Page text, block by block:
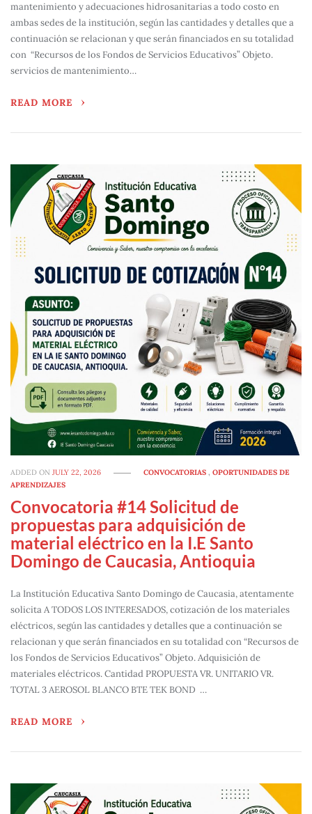
mantenimiento y adecuaciones hidrosanitarias a todo costo en
ambas sedes de la institución, según las cantidades y detalles que a
continuación se relacionan y que serán financiados en su totalidad
con “Recursos de los Fondos de Servicios Educativos” Objeto.
servicios de mantenimiento…
READ MORE
ADDED ON JULY 22, 2026 CONVOCATORIAS ,OPORTUNIDADES DE
APRENDIZAJES
Convocatoria #14 Solicitud de
propuestas para adquisición de
material eléctrico en la I.E Santo
Domingo de Caucasia, Antioquia
La Institución Educativa Santo Domingo de Caucasia, atentamente
solicita A TODOS LOS INTERESADOS, cotización de los materiales
eléctricos, según las cantidades y detalles que a continuación se
relacionan y que serán financiados en su totalidad con “Recursos de
los Fondos de Servicios Educativos” Objeto. Adquisición de
materiales eléctricos. Cantidad PROPUESTA VR. UNITARIO VR.
TOTAL 3 AEROSOL BLANCO BTE TEK BOND …
READ MORE